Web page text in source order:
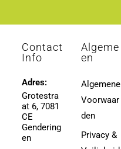
Contact
Info
Adres:
Grotestra
at 6, 7081
CE
Gendering
en
Algeme
en
Algemene
Voorwaar
den
Privacy &